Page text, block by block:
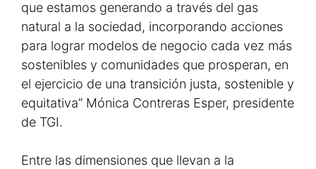
que estamos generando a través del gas
natural a la sociedad, incorporando acciones
para lograr modelos de negocio cada vez más
sostenibles y comunidades que prosperan, en
el ejercicio de una transición justa, sostenible y
equitativa” Mónica Contreras Esper, presidente
de TGI.
Entre las dimensiones que llevan a la